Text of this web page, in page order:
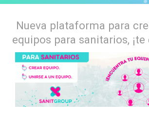
Nueva plataforma para
equipos para sanitarios,